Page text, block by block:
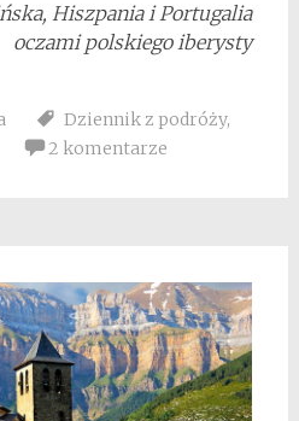
Hiszpania i Portugalia
oczami polskiego iberysty
Dziennik z podróży,
2 komentarze